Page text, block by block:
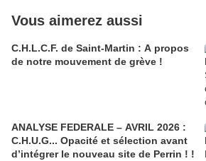
Vous aimerez aussi
C.H.L.C.F. de Saint-Martin : A propos
de notre mouvement de grève !
ANALYSE FEDERALE – AVRIL 2026 :
C.H.U.G... Opacité et sélection avant
d’intégrer le nouveau site de Perrin ! !